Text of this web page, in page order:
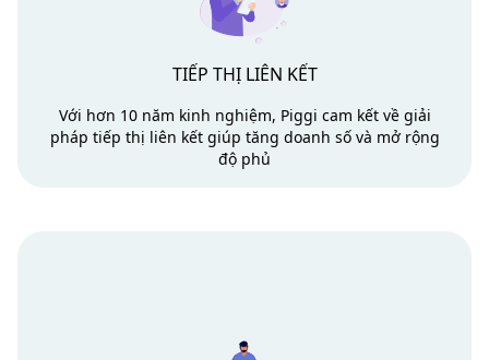
TIẾP THỊ LIÊN KẾT
Với hơn 10 năm kinh nghiệm, Piggi cam kết về giải
pháp tiếp thị liên kết giúp tăng doanh số và mở rộng
độ phủ